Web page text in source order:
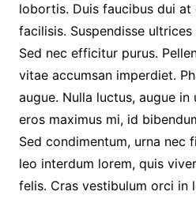
lobortis. Duis faucibus dui at
facilisis. Suspendisse
Sed nec efficitur purus.
vitae accumsan imperdiet.
augue. Nulla luctus, augue
eros maximus mi, id
Sed condimentum, urna nec
leo interdum lorem, quis
felis. Cras vestibulum orci in